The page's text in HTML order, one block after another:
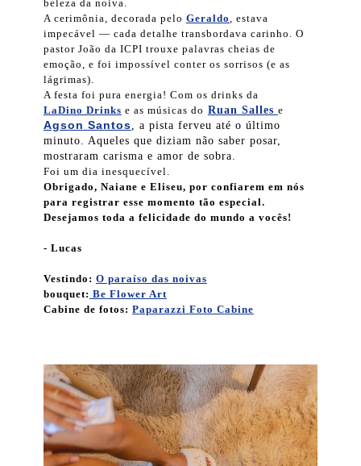
beleza da noiva.
A cerimônia, decorada pelo Geraldo, estava
impecável — cada detalhe transbordava carinho. O
pastor João da ICPI trouxe palavras cheias de
emoção, e foi impossível conter os sorrisos (e as
lágrimas).
A festa foi pura energia! Com os drinks da
LaDino Drinks e as músicas do Ruan Salles e
Agson Santos, a pista ferveu até o último
minuto. Aqueles que diziam não saber posar,
mostraram carisma e amor de sobra.
Foi um dia inesquecível.
Obrigado, Naiane e Eliseu, por confiarem em nós
para registrar esse momento tão especial.
Desejamos toda a felicidade do mundo a vocês!
- Lucas
Vestindo: O paraíso das noivas
bouquet: Be Flower Art
Cabine de fotos: Paparazzi Foto Cabine